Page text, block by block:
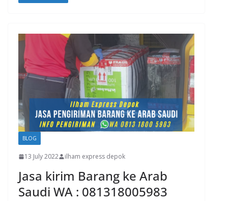
BLOG
13 July 2022 ilham express depok
Jasa kirim Barang ke Arab
Saudi WA : 081318005983